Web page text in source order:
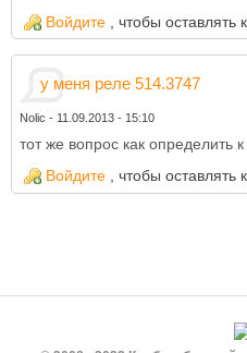
Войдите
, чтобы
у меня реле 514.3747
Nolic - 11.09.2013 - 15:10
тот же вопрос как определить
Войдите , чтобы оставлять